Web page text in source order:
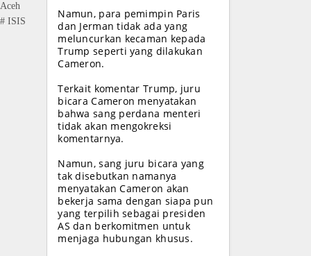
Aceh
# ISIS
Namun, para pemimpin Paris
dan Jerman tidak ada yang
meluncurkan kecaman kepada
Trump seperti yang dilakukan
Cameron.
Terkait komentar Trump, juru
bicara Cameron menyatakan
bahwa sang perdana menteri
tidak akan mengokreksi
komentarnya.
Namun, sang juru bicara yang
tak disebutkan namanya
menyatakan Cameron akan
bekerja sama dengan siapa pun
yang terpilih sebagai presiden
AS dan berkomitmen untuk
menjaga hubungan khusus.